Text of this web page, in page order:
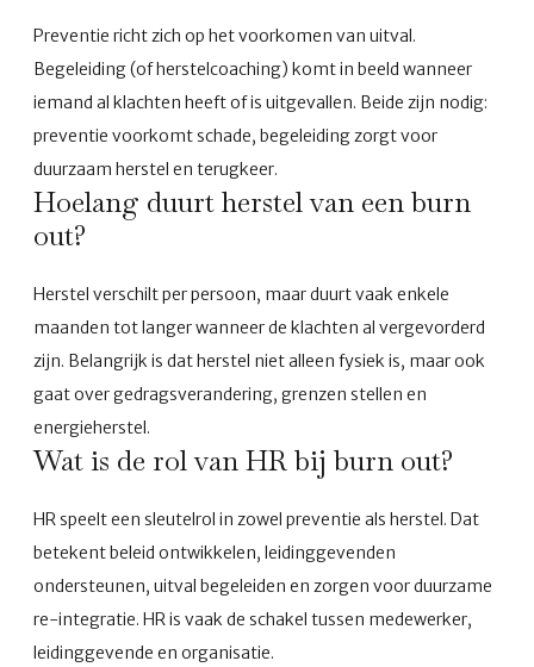
Preventie richt zich op het voorkomen van uitval.
Begeleiding (of herstelcoaching) komt in beeld wanneer
iemand al klachten heeft of is uitgevallen. Beide zijn nodig:
preventie voorkomt schade, begeleiding zorgt voor
duurzaam herstel en terugkeer.
Hoelang duurt herstel van een burn
out?
Herstel verschilt per persoon, maar duurt vaak enkele
maanden tot langer wanneer de klachten al vergevorderd
zijn. Belangrijk is dat herstel niet alleen fysiek is, maar ook
gaat over gedragsverandering, grenzen stellen en
energieherstel.
Wat is de rol van HR bij burn out?
HR speelt een sleutelrol in zowel preventie als herstel. Dat
betekent beleid ontwikkelen, leidinggevenden
ondersteunen, uitval begeleiden en zorgen voor duurzame
re-integratie. HR is vaak de schakel tussen medewerker,
leidinggevende en organisatie.